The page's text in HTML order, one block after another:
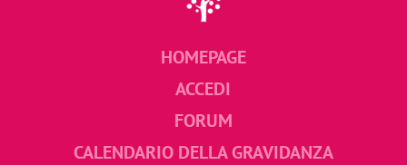
HOMEPAGE
ACCEDI
FORUM
CALENDARIO DELLA GRAVIDANZA